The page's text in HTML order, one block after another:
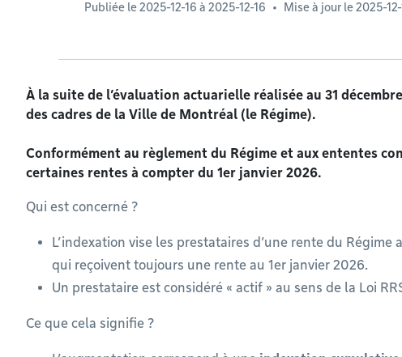
Publiée le2025-12-16 à 2025-12-16 Mise à jour le2025-
À la suite de l’évaluation actuarielle réalisée au 31
des cadres de la Ville de Montréal (le Régime).
Conformément au règlement du Régime et aux ententes
certaines rentes à compter du 1er janvier 2026.
Qui est concerné ?
L’indexation vise les prestataires d’une rente du
qui reçoivent toujours une rente au 1er janvier 2026.
Un prestataire est considéré « actif » au sens de la Loi
Ce que cela signifie ?